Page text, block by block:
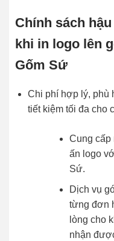
Chính sách
khi in logo lên
Gốm Sứ
Chi phí hợp lý, phù
tiết kiệm tối đa cho
Cung cấp
ấn logo
Sứ.
Dịch vụ
từng đơn
lòng cho
nhận